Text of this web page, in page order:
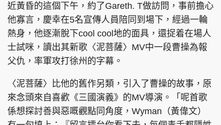
近黃昏的這個下午，約了Gareth. T做訪問，事前擔心
他寡言，慶幸在5名宣傳人員陪同到場下，經過一輪
熱身，他逐漸脫下cool cool地的面具，還捉着在場人
士試咪，讀出其新歌〈泥菩薩〉MV中一段曹操為報
父仇，率軍攻打徐州的字幕。
〈泥菩薩〉比他的舊作另類，引入了曹操的故事，原
來念頭來自喜歡《三國演義》的MV導演。「呢首歌
係想探討善與惡嘅觀點同角度，Wyman（黃偉文）